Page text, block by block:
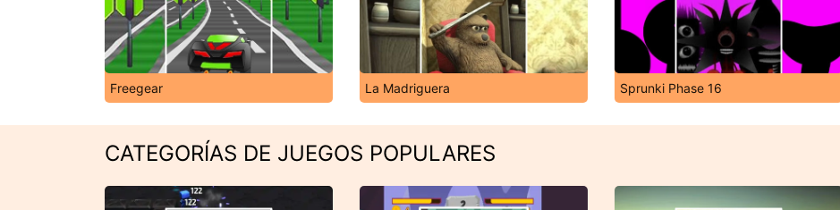
Freegear La Madriguera Sprunki Phase 16
CATEGORÍAS DE JUEGOS POPULARES